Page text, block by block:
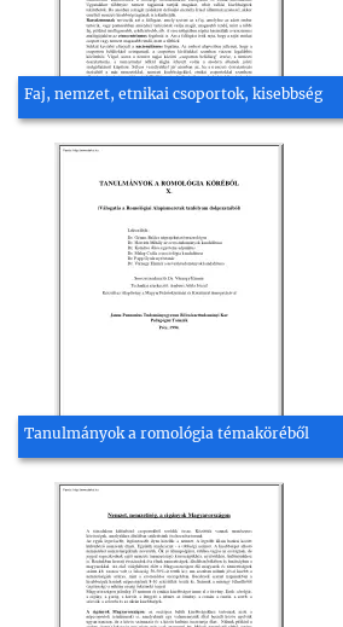
Faj, nemzet, etnikai csoportok, kisebbség
Tanulmányok a romológia témaköréből